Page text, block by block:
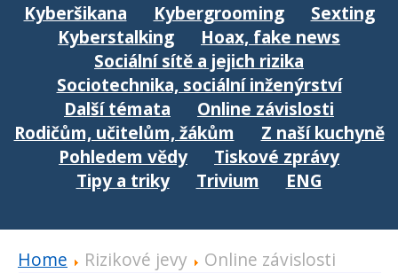
Kyberšikana Kybergrooming
Sexting
Kyberstalking
Hoax, fake news
Sociální sítě a jejich rizika
Sociotechnika, sociální inženýrství
Další témata
Online závislosti
Rodičům, učitelům, žákům
Z naší kuchyně
Pohledem vědy
Tiskové zprávy
Tipy a triky
Trivium ENG
Home Rizikové jevy Online závislosti